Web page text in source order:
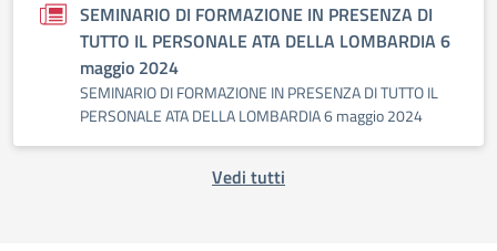
SEMINARIO DI FORMAZIONE IN PRESENZA DI
TUTTO IL PERSONALE ATA DELLA LOMBARDIA 6
maggio 2024
SEMINARIO DI FORMAZIONE IN PRESENZA DI TUTTO IL
PERSONALE ATA DELLA LOMBARDIA 6 maggio 2024
Vedi tutti